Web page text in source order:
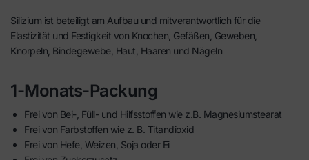
Silizium ist beteiligt am Aufbau und mitverantwortlich für die
Elastizität und Festigkeit von Knochen, Gefäßen, Geweben,
Knorpeln, Bindegewebe, Haut, Haaren und Nägeln
1-Monats-Packung
Frei von Bei-, Füll- und Hilfsstoffen wie z.B. Magnesiumstearat
Frei von Farbstoffen wie z. B. Titandioxid
Frei von Hefe, Weizen, Soja oder Ei